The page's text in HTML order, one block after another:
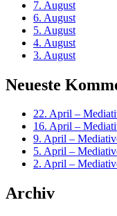
7. August
6. August
5. August
4. August
3. August
Neueste
22. April –
16. April –
9. April –
5. April –
2. April –
Archiv